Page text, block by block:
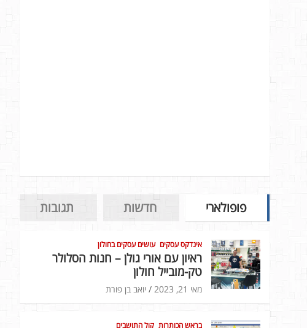
פופולארי חדשות תגובות
אינדקס עסקים עושים עסקים בחולון
ראיון עם אורי גולן – חנות הסלולר
טק-מובייל חולון
מאי 21, 2023 יואב בן פורת
בראש הכותרות קול התושבים